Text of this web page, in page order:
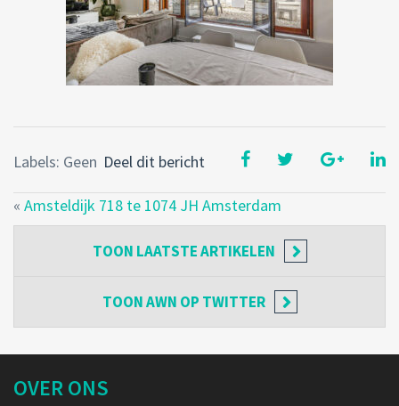
Deel dit bericht
Labels: Geen
« Amsteldijk 718 te 1074 JH Amsterdam
TOON LAATSTE ARTIKELEN
TOONAWN OP TWITTER
OVER ONS